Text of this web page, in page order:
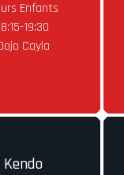
Enfants
19:30
Cayla
Kendo